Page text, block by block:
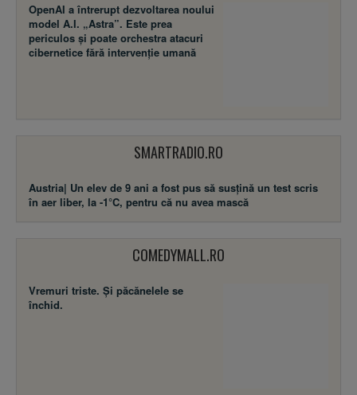
OpenAI a întrerupt dezvoltarea noului
model A.I. „Astra”. Este prea
periculos și poate orchestra atacuri
cibernetice fără intervenție umană
SMARTRADIO.RO
Austria| Un elev de 9 ani a fost pus să susţină un test scris
în aer liber, la -1°C, pentru că nu avea mască
COMEDYMALL.RO
Vremuri triste. Şi păcănelele se
închid.